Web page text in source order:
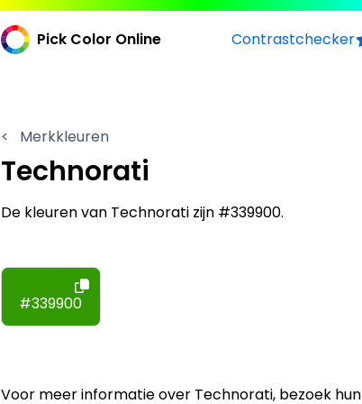
Pick Color Online Contrastchecker
< Merkkleuren
Technorati
De kleuren van Technorati zijn #339900.
#339900
Voor meer informatie over Technorati, bezoek hun